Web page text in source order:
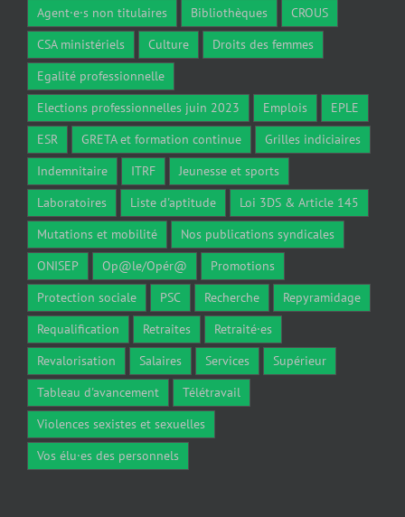
Agent·e·s non titulaires
Bibliothèques
CROUS
CSA ministériels
Culture
Droits des femmes
Egalité professionnelle
Elections professionnelles juin 2023
Emplois
EPLE
ESR
GRETA et formation continue
Grilles indiciaires
Indemnitaire
ITRF
Jeunesse et sports
Laboratoires
Liste d'aptitude
Loi 3DS & Article 145
Mutations et mobilité
Nos publications syndicales
ONISEP
Op@le/Opér@
Promotions
Protection sociale
PSC Recherche
Repyramidage
Requalification
Retraites
Retraité·es
Revalorisation
Salaires Services
Supérieur
Tableau d'avancement
Télétravail
Violences sexistes et sexuelles
Vos élu·es des personnels